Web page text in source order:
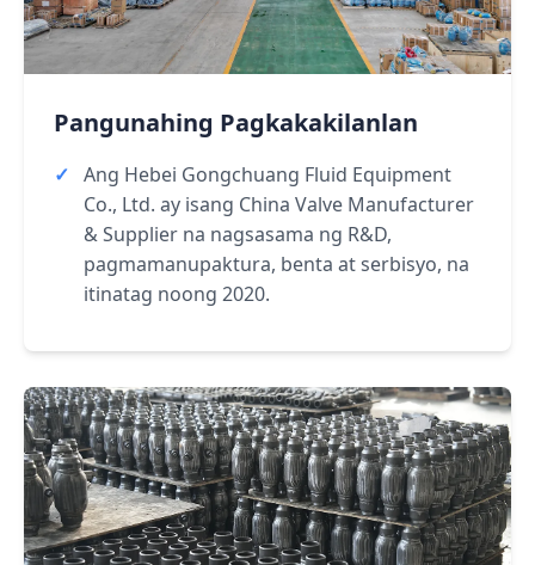
Pangunahing Pagkakakilanlan
Ang Hebei Gongchuang Fluid Equipment
Co., Ltd. ay isang China Valve Manufacturer
& Supplier na nagsasama ng R&D,
pagmamanupaktura, benta at serbisyo, na
itinatag noong 2020.